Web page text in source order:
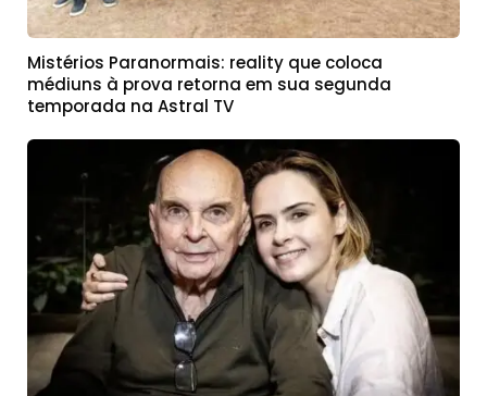
Mistérios Paranormais: reality que coloca
médiuns à prova retorna em sua segunda
temporada na Astral TV